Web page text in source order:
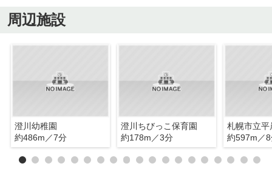
周辺施設
澄川幼稚園
約486m／7分
澄川ちびっこ保育園
約178m／3分
約597m／